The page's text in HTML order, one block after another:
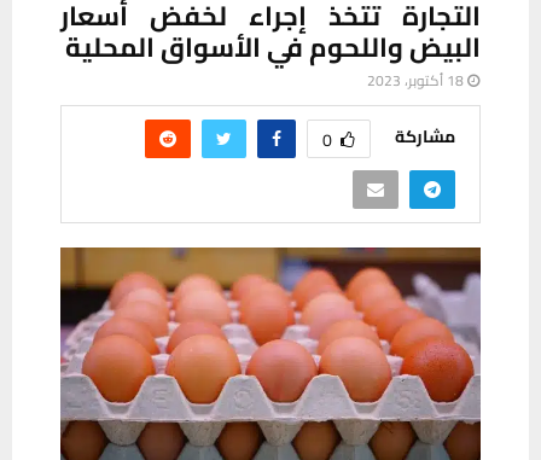
التجارة تتخذ إجراء لخفض أسعار
البيض واللحوم في الأسواق المحلية
18 أكتوبر، 2023
مشاركة 0